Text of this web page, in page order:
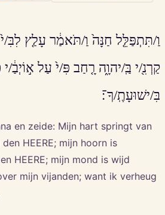
וַ/תִּתְפַּלֵּ֤ל חַנָּה֙ וַ/תֹּאמַ֔ר עָלַ֤ץ לִבִּ/
קַרְנִ֖/י בַּֽ/יהוָ֑ה רָ֤חַב פִּ/י֙ עַל א֣וֹיְבַ֔/
בִּ/ישׁוּעָתֶֽ/ךָ־׃
en zeide: Mijn hart springt van
HEERE; mijn hoorn is
HEERE; mijn mond is wijd
mijn vijanden; want ik verheug